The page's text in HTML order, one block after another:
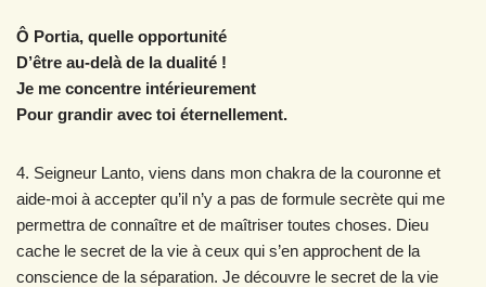
Ô Portia, quelle opportunité
D’être au-delà de la dualité !
Je me concentre intérieurement
Pour grandir avec toi éternellement.
4. Seigneur Lanto, viens dans mon chakra de la couronne et
aide-moi à accepter qu’il n’y a pas de formule secrète qui me
permettra de connaître et de maîtriser toutes choses. Dieu
cache le secret de la vie à ceux qui s’en approchent de la
conscience de la séparation. Je découvre le secret de la vie